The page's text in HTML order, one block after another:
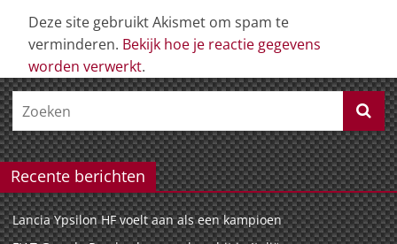
Deze site gebruikt Akismet om spam te
verminderen. Bekijk hoe je reactie gegevens
worden verwerkt.
Recente berichten
Lancia Ypsilon HF voelt aan als een kampioen